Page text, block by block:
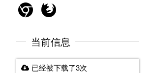
当前信息
已经被下载了3次